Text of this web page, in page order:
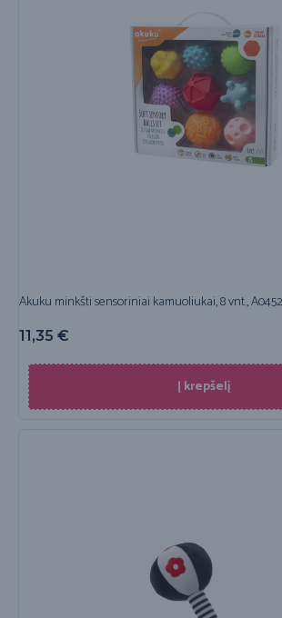
Akuku minkšti sensoriniai kamuoliukai, 8 vnt., A0452
11,35 €
Į krepšelį